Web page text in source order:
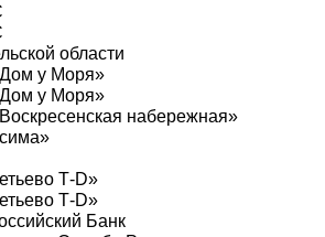
области
у Моря»
у Моря»
набережная»
Т-D»
Т-D»
Банк